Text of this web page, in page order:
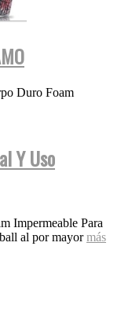
Duro Foam
Y Uso
Impermeable Para
al por mayormás